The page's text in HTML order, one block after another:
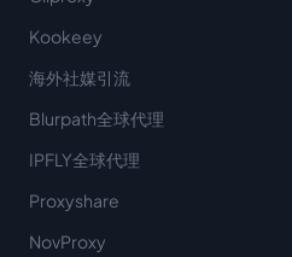
Kookeey
海外社媒引流
Blurpath全球代理
IPFLY全球代理
Proxyshare
NovProxy